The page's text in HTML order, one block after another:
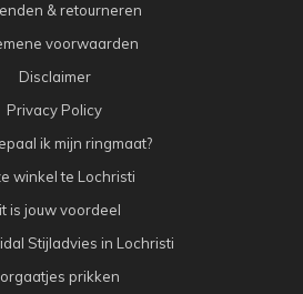
& retourneren
voorwaarden
Disclaimer
Privacy Policy
ik mijn ringmaat?
winkel te Lochristi
is jouw voordeel
Stijladvies in Lochristi
prikken